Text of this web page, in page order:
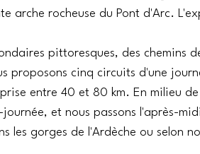
arche rocheuse du Pont d'Arc.
pittoresques, des chemins
proposons cinq circuits d'une
entre 40 et 80 km. En milieu
et nous passons l'après-
les gorges de l'Ardèche ou selon